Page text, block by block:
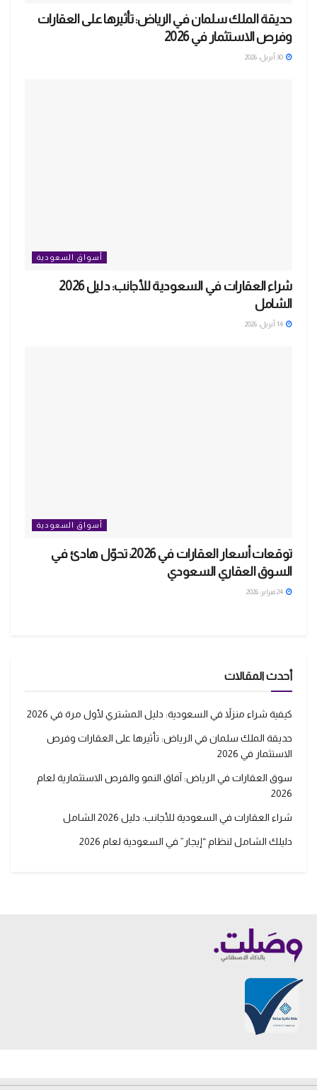
حديقة الملك سلمان في الرياض: تأثيرها على العقارات
وفرص الاستثمار في 2026
أسواق السعودية
شراء العقارات في السعودية للأجانب: دليل 2026
الشامل
أسواق السعودية
توقعات أسعار العقارات في 2026: تحوّل هادئ في
السوق العقاري السعودي
أحدث المقالات
كيفية شراء منزلاً في السعودية: دليل المشتري لأول مرة في 2026
حديقة الملك سلمان في الرياض: تأثيرها على العقارات وفرص
الاستثمار في 2026
سوق العقارات في الرياض: آفاق النمو والفرص الاستثمارية لعام
2026
شراء العقارات في السعودية للأجانب: دليل 2026 الشامل
دليلك الشامل لنظام “إيجار” في السعودية لعام 2026